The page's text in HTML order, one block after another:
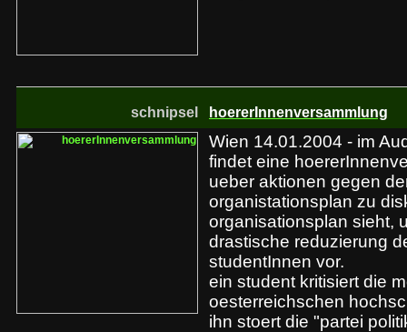
schnipsel hoererInnenversammlung
Wien 14.01.2004 - im
findet eine
ueber aktionen gegen
organistationsplan zu
organisationsplan sieht,
drastische reduzierung
studentInnen vor.
ein student kritisiert die
oesterreichschen
ihn stoert die "partei